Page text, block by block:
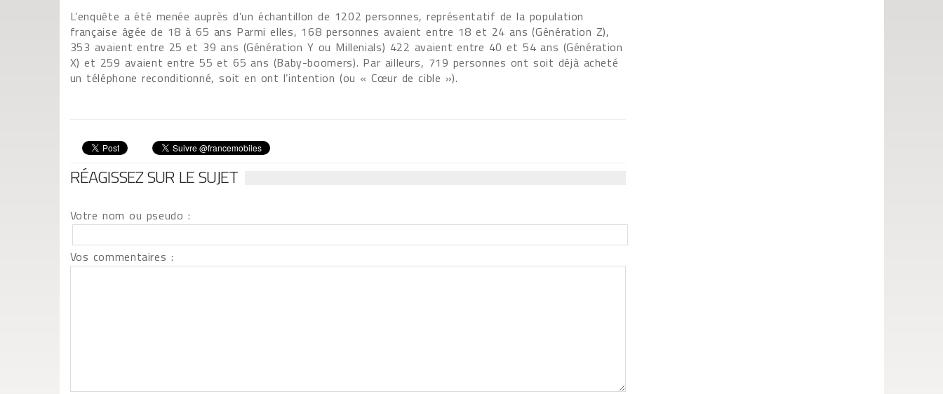
L’enquête a été menée auprès d’un échantillon de 1202 personnes, représentatif de la population
française âgée de 18 à 65 ans Parmi elles, 168 personnes avaient entre 18 et 24 ans (Génération Z),
353 avaient entre 25 et 39 ans (Génération Y ou Millenials) 422 avaient entre 40 et 54 ans (Génération
X) et 259 avaient entre 55 et 65 ans (Baby-boomers). Par ailleurs, 719 personnes ont soit déjà acheté
un téléphone reconditionné, soit en ont l’intention (ou « Cœur de cible »).
RÉAGISSEZ SUR LE SUJET
Votre nom ou pseudo :
Vos commentaires :